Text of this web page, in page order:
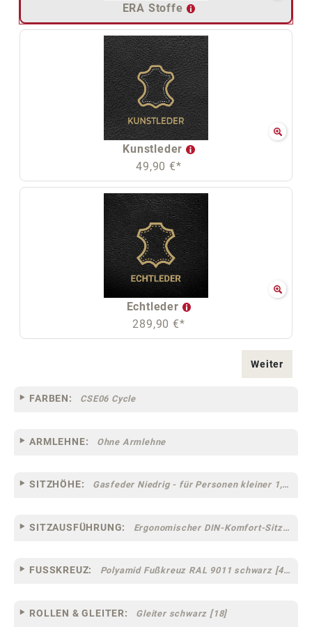
ERA Stoffe
Kunstleder
49,90 €*
Echtleder
289,90 €*
Weiter
FARBEN: CSE06 Cycle
ARMLEHNE: Ohne Armlehne
SITZHÖHE: Gasfeder Niedrig - für Personen kleiner 1,60 m
SITZAUSFÜHRUNG: Ergonomischer DIN-Komfort-Sitz [75]
FUSSKREUZ: Polyamid Fußkreuz RAL 9011 schwarz [44]
ROLLEN & GLEITER: Gleiter schwarz [18]